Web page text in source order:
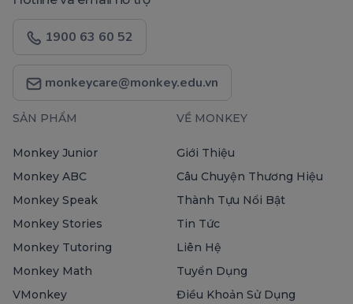
1900 63 60 52
monkeycare@monkey.edu.vn
SẢN PHẨM
Monkey Junior
Monkey ABC
Monkey Speak
Monkey Stories
Monkey Tutoring
Monkey Math
VMonkey
VỀ MONKEY
Giới Thiệu
Câu Chuyện Thương Hiệu
Thành Tựu Nổi Bật
Tin Tức
Liên Hệ
Tuyển Dụng
Điều Khoản Sử Dụng